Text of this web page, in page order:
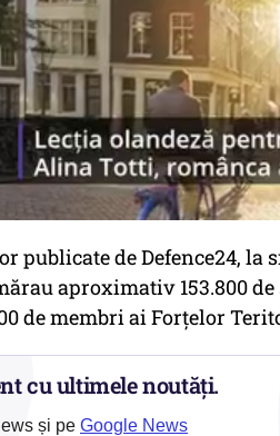
publicate de Defence24,
aproximativ 153.800
de membri ai Forțelor
cu ultimele noutăți.
și pe Google News